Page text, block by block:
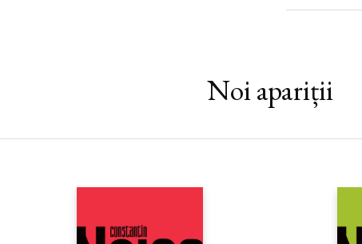
să cerceteze
pacienților săi
povestirile
Noi apariții